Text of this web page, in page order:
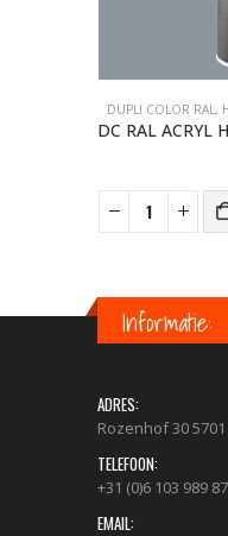
DUPLI COLOR RAL ,
Informatie:
ADRES:
Rozenhof 30
TELEFOON:
+31 (0)6 103 989 87
EMAIL: